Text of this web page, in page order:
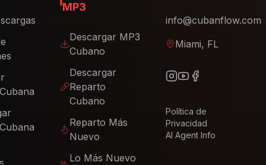
MP3
Descargar MP3
Cubano
Descargar
Reparto
Cubano
Reparto Más
Nuevo
Lo Más Nuevo
info@cubanflow.com
Miami, FL
Política de
Privacidad
AI Agent Info